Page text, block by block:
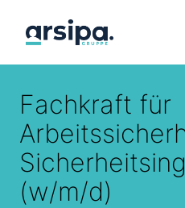
Inhalt
springenStartseite
Fachkraft für
(w/m/d)